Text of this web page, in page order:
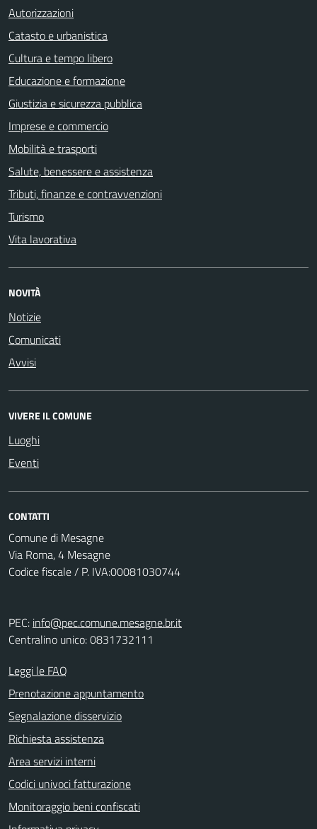
Autorizzazioni
Catasto e urbanistica
Cultura e tempo libero
Educazione e formazione
Giustizia e sicurezza pubblica
Imprese e commercio
Mobilità e trasporti
Salute, benessere e assistenza
Tributi, finanze e contravvenzioni
Turismo
Vita lavorativa
NOVITÀ
Notizie
Comunicati
Avvisi
VIVERE IL COMUNE
Luoghi
Eventi
CONTATTI
Comune di Mesagne
Via Roma, 4 Mesagne
Codice fiscale / P. IVA:00081030744
PEC: info@pec.comune.mesagne.br.it
Centralino unico: 0831732111
Leggi le FAQ
Prenotazione appuntamento
Segnalazione disservizio
Richiesta assistenza
Area servizi interni
Codici univoci fatturazione
Monitoraggio beni confiscati